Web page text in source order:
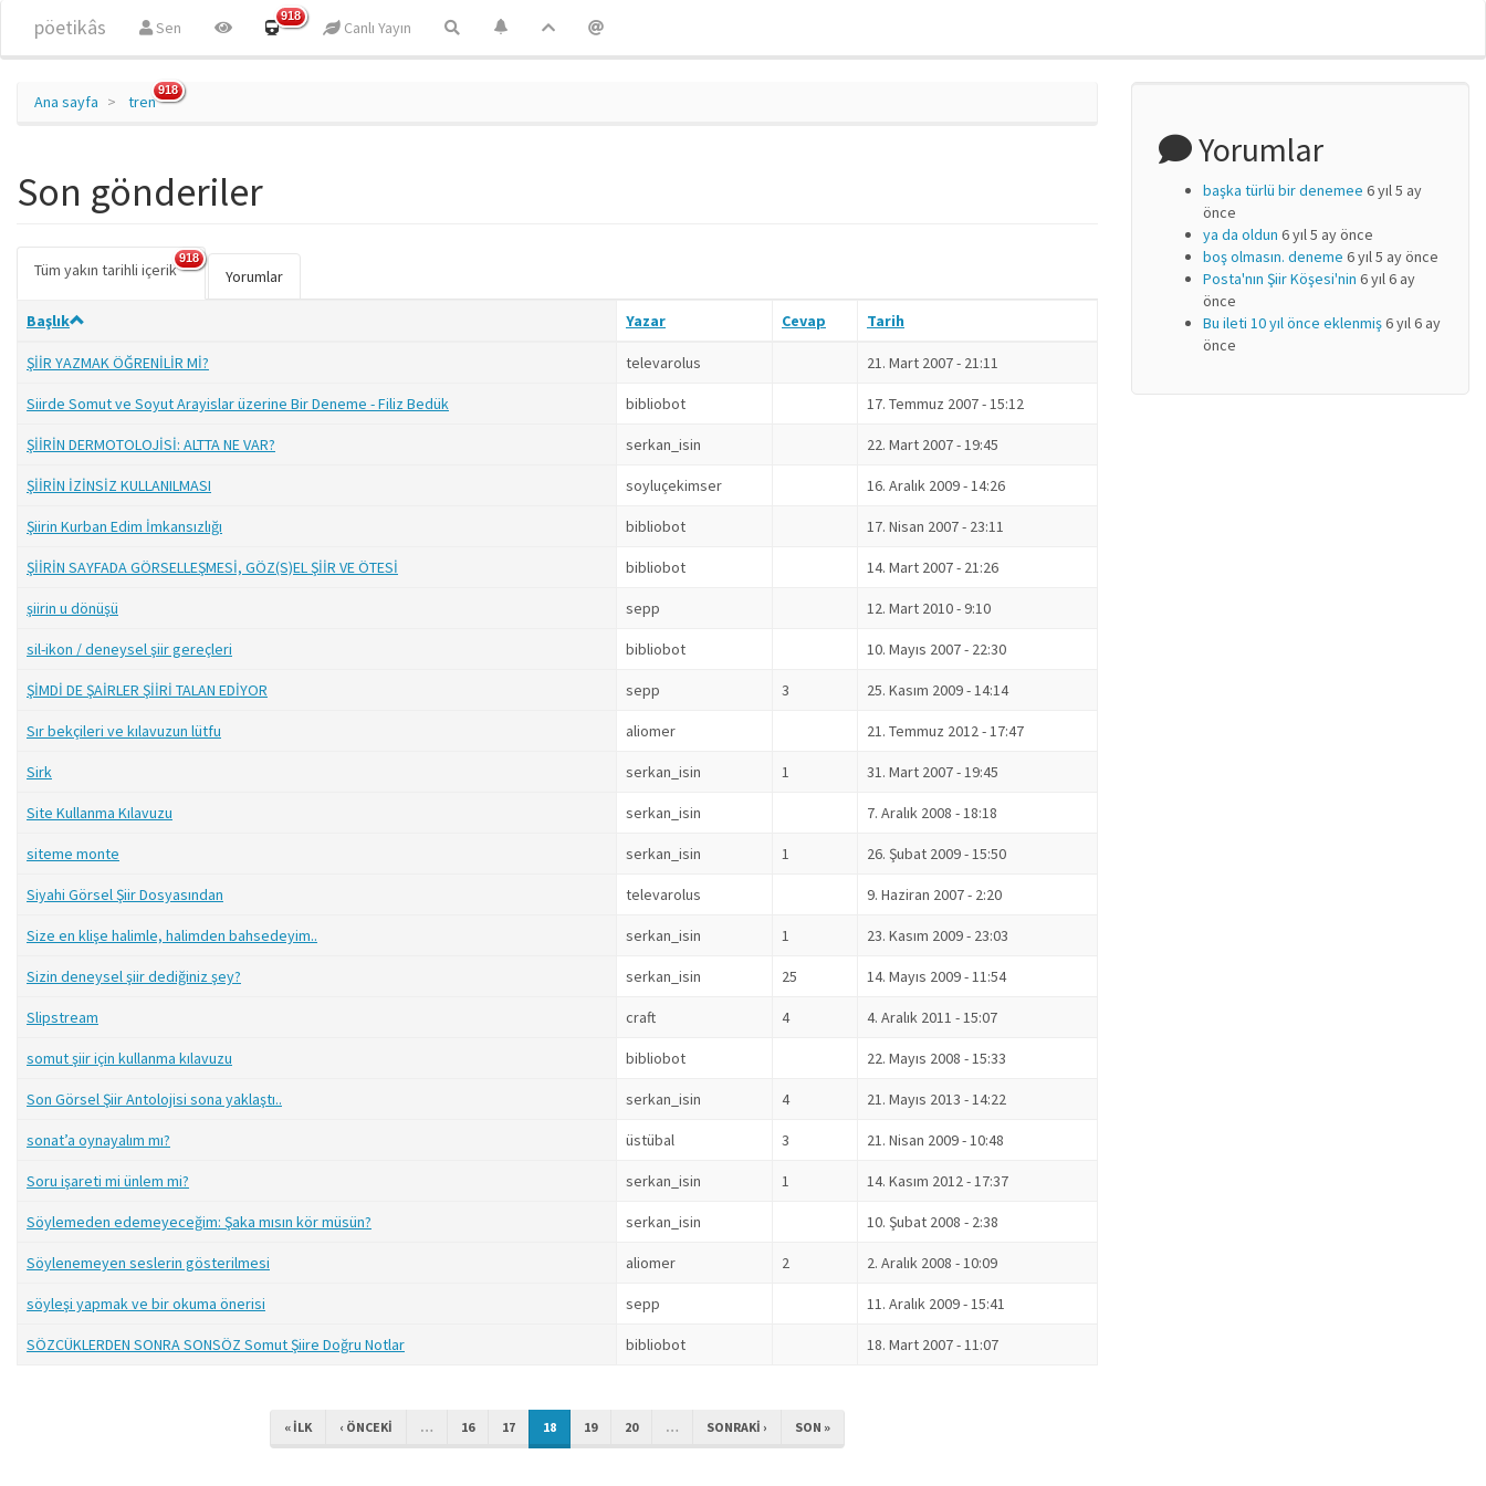
pöetikâs Sen
918
Canlı Yayın
Ana sayfa tren
918
Son gönderiler
Birincil sekmeler
Tüm yakın tarihli içerik(etkin
918
Yorumlar
Başlık Yazar Cevap Tarih
ŞİİR YAZMAK ÖĞRENİLİR Mİ? televarolus 21. Mart 2007 - 21:11
Siirde Somut ve Soyut Arayislar üzerine Bir Deneme - Filiz Bedük bibliobot 17. Temmuz 2007 - 15:12
ŞİİRİN DERMOTOLOJİSİ: ALTTA NE VAR? serkan_isin 22. Mart 2007 - 19:45
ŞİİRİN İZİNSİZ KULLANILMASI soyluçekimser 16. Aralık 2009 - 14:26
Şiirin Kurban Edim İmkansızlığı bibliobot 17. Nisan 2007 - 23:11
ŞİİRİN SAYFADA GÖRSELLEŞMESİ, GÖZ(S)EL ŞİİR VE ÖTESİ bibliobot 14. Mart 2007 - 21:26
şiirin u dönüşü sepp 12. Mart 2010 - 9:10
sil-ikon / deneysel şiir gereçleri bibliobot 10. Mayıs 2007 - 22:30
ŞİMDİ DE ŞAİRLER ŞİİRİ TALAN EDİYOR sepp 3 25. Kasım 2009 - 14:14
Sır bekçileri ve kılavuzun lütfu aliomer 21. Temmuz 2012 - 17:47
Sirk serkan_isin 1 31. Mart 2007 - 19:45
Site Kullanma Kılavuzu serkan_isin 7. Aralık 2008 - 18:18
siteme monte serkan_isin 1 26. Şubat 2009 - 15:50
Siyahi Görsel Şiir Dosyasından televarolus 9. Haziran 2007 - 2:20
Size en klişe halimle, halimden bahsedeyim.. serkan_isin 1 23. Kasım 2009 - 23:03
Sizin deneysel şiir dediğiniz şey? serkan_isin 25 14. Mayıs 2009 - 11:54
Slipstream craft 4 4. Aralık 2011 - 15:07
somut şiir için kullanma kılavuzu bibliobot 22. Mayıs 2008 - 15:33
Son Görsel Şiir Antolojisi sona yaklaştı.. serkan_isin 4 21. Mayıs 2013 - 14:22
sonat’a oynayalım mı? üstübal 3 21. Nisan 2009 - 10:48
Soru işareti mi ünlem mi? serkan_isin 1 14. Kasım 2012 - 17:37
Söylemeden edemeyeceğim: Şaka mısın kör müsün? serkan_isin 10. Şubat 2008 - 2:38
Söylenemeyen seslerin gösterilmesi aliomer 2 2. Aralık 2008 - 10:09
söyleşi yapmak ve bir okuma önerisi sepp 11. Aralık 2009 - 15:41
SÖZCÜKLERDEN SONRA SONSÖZ Somut Şiire Doğru Notlar bibliobot 18. Mart 2007 - 11:07
« ILK ‹ ÖNCEKI … 16 17 18 19 20 … SONRAKI › SON »
Yorumlar
başka türlü bir denemee 6 yıl 5 ay
önce
ya da oldun 6 yıl 5 ay önce
boş olmasın. deneme 6 yıl 5 ay önce
Posta'nın Şiir Köşesi'nin 6 yıl 6 ay
önce
Bu ileti 10 yıl önce eklenmiş6 yıl 6 ay
önce